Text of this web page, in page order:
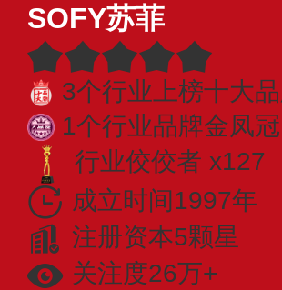
SOFY苏菲
3个行业上榜十大
1个行业品牌金凤冠
行业佼佼者 x127
成立时间1997年
注册资本5颗星
关注度26万+